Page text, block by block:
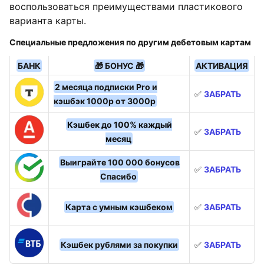
воспользоваться преимуществами пластикового
варианта карты.
Специальные предложения по другим дебетовым картам
БАНК 🎁 БОНУС 🎁 АКТИВАЦИЯ
2 месяца подписки Pro и
кэшбэк 1000р от 3000р
✅ ЗАБРАТЬ
Кэшбек до 100% каждый
месяц
✅ ЗАБРАТЬ
Выиграйте 100 000 бонусов
Спасибо
✅ ЗАБРАТЬ
Карта с умным кэшбеком ✅ ЗАБРАТЬ
Кэшбек рублями за покупки ✅ ЗАБРАТЬ